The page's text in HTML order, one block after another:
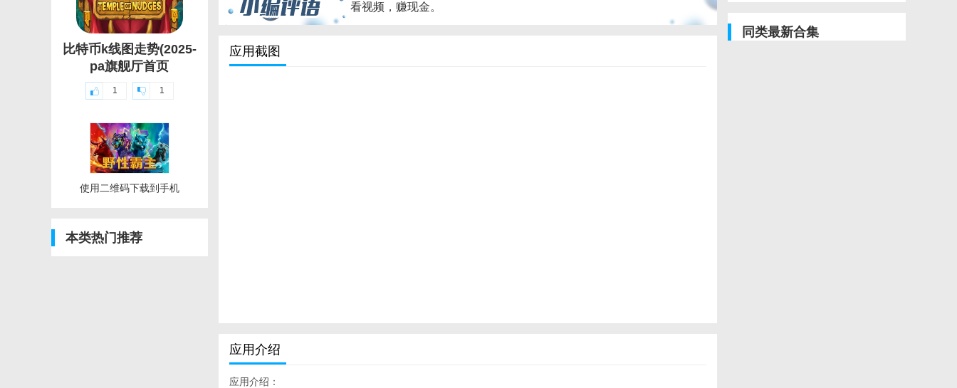
比特币k线图走势(2025-
pa旗舰厅首页
1 1
使用二维码下载到手机
本类热门推荐
看视频，赚现金。
应用截图
应用介绍
应用介绍：
同类最新合集